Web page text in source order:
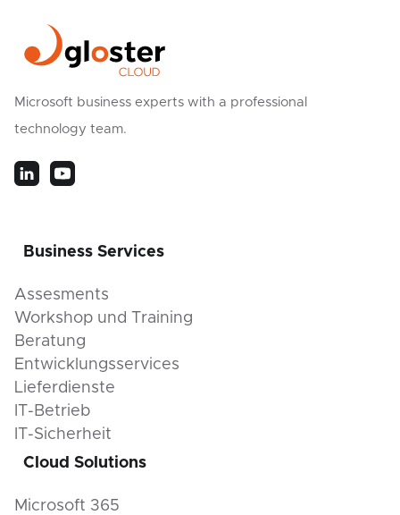
Microsoft business experts with a professional
technology team.
Business Services
Assesments
Workshop und Training
Beratung
Entwicklungsservices
Lieferdienste
IT-Betrieb
IT-Sicherheit
Cloud Solutions
Microsoft 365